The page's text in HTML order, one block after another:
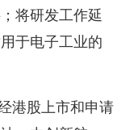
将研发工作延
于电子工业的
港股上市和申请